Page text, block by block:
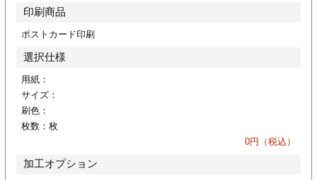
リーブ
ー印刷
印刷商品
ポストカード印刷
選択仕様
用紙：
サイズ：
刷色：
枚数： 枚
0円（税込）
加工オプション